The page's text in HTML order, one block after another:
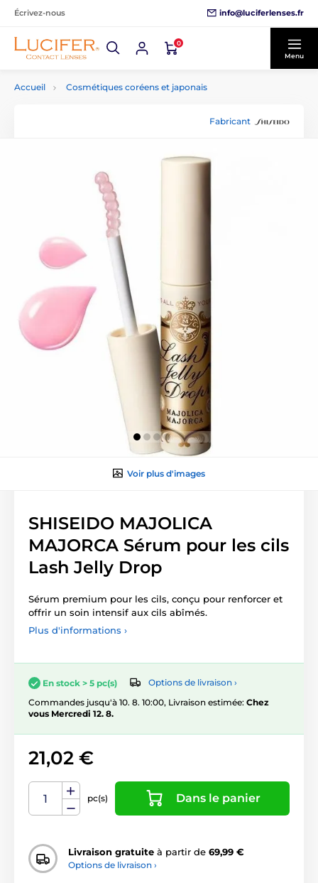
Écrivez-nous info@luciferlenses.fr
0
Menu
Accueil Cosmétiques coréens et japonais
Fabricant
Voir plus d'images
SHISEIDO MAJOLICA
MAJORCA Sérum pour les cils
Lash Jelly Drop
Sérum premium pour les cils, conçu pour renforcer et
offrir un soin intensif aux cils abîmés.
Plus d'informations ›
En stock > 5 pc(s)
Options de livraison ›
Commandes jusqu'à 10. 8. 10:00, Livraison estimée: Chez
vous Mercredi 12. 8.
21,02 €
pc(s) Dans le panier
Livraison gratuite à partir de 69,99 €
Options de livraison ›